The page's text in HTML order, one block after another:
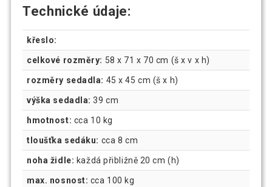
Technické údaje:
křeslo:
celkové rozměry: 58 x 71 x 70 cm (š x v x h)
rozměry sedadla: 45 x 45 cm (š x h)
výška sedadla: 39 cm
hmotnost: cca 10 kg
tloušťka sedáku: cca 8 cm
noha židle: každá přibližně 20 cm (h)
max. nosnost: cca 100 kg